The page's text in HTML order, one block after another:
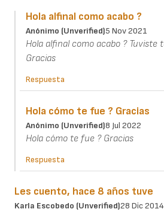
Hola alfinal como acabo ?
Anónimo (unverified)5 Nov 2021
Hola alfinal como acabo ? Tuviste
Gracias
Respuesta
Hola cómo te fue ? Gracias
Anónimo (unverified)8 Jul 2022
Hola cómo te fue ? Gracias
Respuesta
Les cuento, hace 8 años tuve
Karla Escobedo (unverified)28 Dic 2014